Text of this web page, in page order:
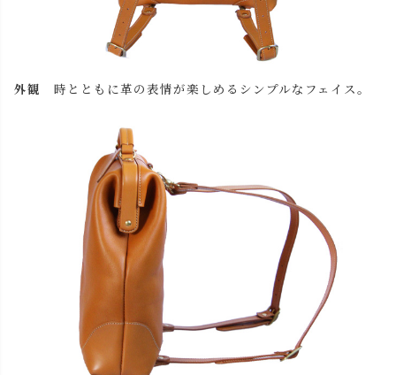
名入れについて
(
須
)
名入れ文字はご購入手続きの途中に出てくる「通信欄」に
ご記入ください。
キャメル カートに入れる
チョコ
外観 時とともに革の表情が楽しめるシンプルなフェイス。